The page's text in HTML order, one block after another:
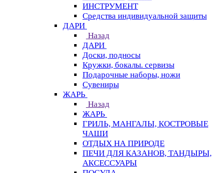
ИНСТРУМЕНТ
Средства индивидуальной защиты
ДАРИ
Назад
ДАРИ
Доски, подносы
Кружки, бокалы. сервизы
Подарочные наборы, ножи
Сувениры
ЖАРЬ
Назад
ЖАРЬ
ГРИЛЬ, МАНГАЛЫ, КОСТРОВЫЕ
ЧАШИ
ОТДЫХ НА ПРИРОДЕ
ПЕЧИ ДЛЯ КАЗАНОВ, ТАНДЫРЫ,
АКСЕССУАРЫ